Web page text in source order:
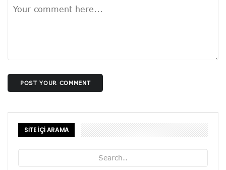
POST YOUR COMMENT
SİTE İÇİ ARAMA